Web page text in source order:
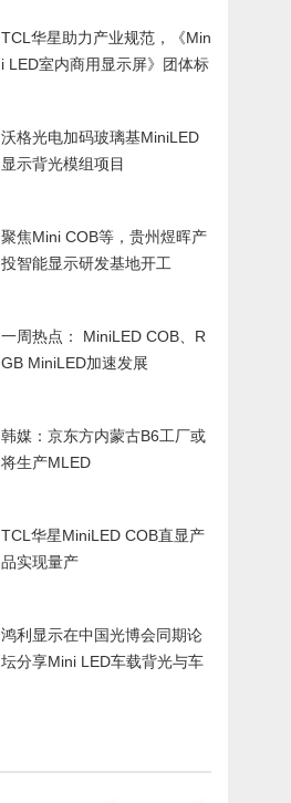
TCL华星助力产业规范，《Min
i LED室内商用显示屏》团体标
沃格光电加码玻璃基MiniLED
显示背光模组项目
聚焦Mini COB等，贵州煜晖产
投智能显示研发基地开工
一周热点： MiniLED COB、R
GB MiniLED加速发展
韩媒：京东方内蒙古B6工厂或
将生产MLED
TCL华星MiniLED COB直显产
品实现量产
鸿利显示在中国光博会同期论
坛分享Mini LED车载背光与车